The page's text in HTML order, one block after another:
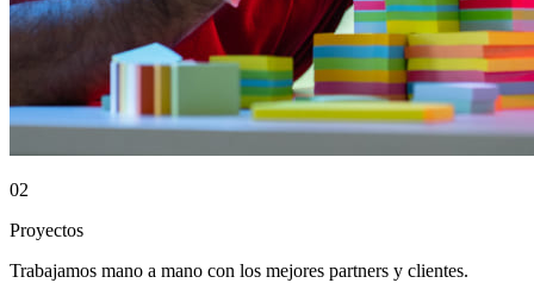
02
Proyectos
Trabajamos mano a mano con los mejores partners y clientes.